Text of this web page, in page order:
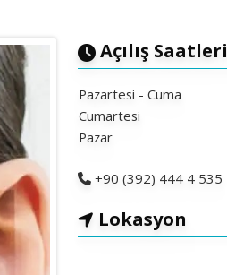
Açılış Saatleri
Pazartesi - Cuma
Cumartesi
Pazar
+90 (392) 444 4 535
Lokasyon